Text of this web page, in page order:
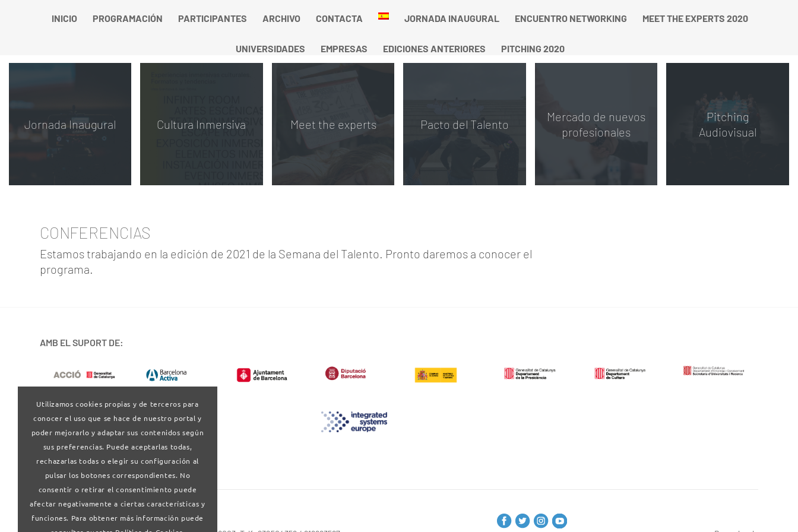
INICIO PROGRAMACIÓN PARTICIPANTES ARCHIVO CONTACTA JORNADA INAUGURAL ENCUENTRO NETWORKING MEET THE EXPERTS 2020
UNIVERSIDADES EMPRESAS EDICIONES ANTERIORES PITCHING 2020
Jornada Inaugural Cultura Inmersiva Meet the experts Pacto del Talento
Mercado de nuevos
profesionales
Pitching
Audiovisual
CONFERENCIAS
Estamos trabajando en la edición de 2021 de la Semana del Talento. Pronto daremos a conocer el
programa.
AMB EL SUPORT DE:
Utilizamos cookies propias y de terceros para
conocer el uso que se hace de nuestro portal y
poder mejorarlo y adaptar sus contenidos según
sus preferencias. Puede aceptarlas todas,
rechazarlas todas o elegir su configuración al
pulsar los botones correspondientes. No
consentir o retirar el consentimiento puede
afectar negativamente a ciertas características y
funciones. Para obtener más información puede